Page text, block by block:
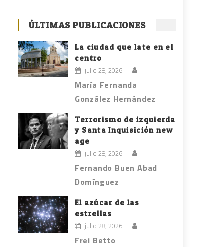
ÚLTIMAS PUBLICACIONES
La ciudad que late en el
centro
julio 28, 2026
María Fernanda
González Hernández
Terrorismo de izquierda
y Santa Inquisición new
age
julio 28, 2026
Fernando Buen Abad
Domínguez
El azúcar de las
estrellas
julio 28, 2026
Frei Betto